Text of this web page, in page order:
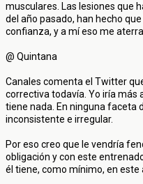
musculares. Las lesiones que
del año pasado, han hecho
confianza, y a mí eso me aterra.
@ Quintana
Canales comenta el Twitter
correctiva todavía. Yo iría más
tiene nada. En ninguna faceta
inconsistente e irregular.
Por eso creo que le vendría
obligación y con este
él tiene, como mínimo, en este